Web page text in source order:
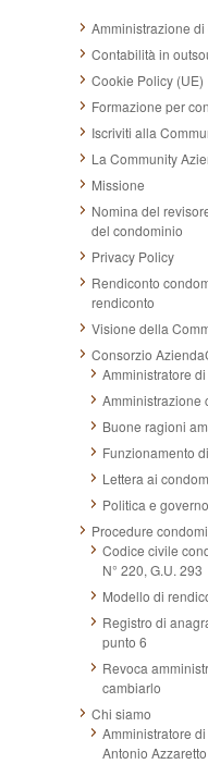
Amministrazione
Contabilità in
Cookie Policy (UE)
Formazione per
Iscriviti alla
La Community
Missione
Nomina del
del condominio
Privacy Policy
Rendiconto
rendiconto
Visione della
Consorzio
Amministratore
Amministrazione
Buone ragioni
Funzionamento
Lettera ai
Politica e
Procedure
Codice civile
N° 220, G.U. 293
Modello di
Registro di
punto 6
Revoca
cambiarlo
Chi siamo
Amministratore
Antonio Azzaretto